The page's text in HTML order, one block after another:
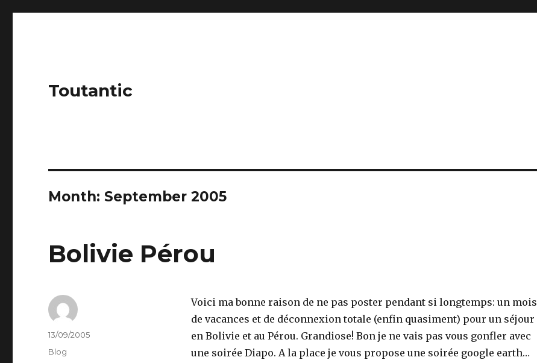
Toutantic
Month: September 2005
Bolivie Pérou
Voici ma bonne raison de ne pas poster pendant si longtemps: un mois
de vacances et de déconnexion totale (enfin quasiment) pour un séjour
en Bolivie et au Pérou. Grandiose! Bon je ne vais pas vous gonfler avec
une soirée Diapo. A la place je vous propose une soirée google earth…
Author
Posted
on
13/09/2005
Categories
Blog